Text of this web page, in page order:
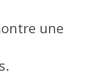
une